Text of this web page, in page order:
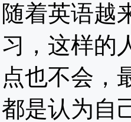
随着英语越
习，这样的
点也不会，
都是认为自